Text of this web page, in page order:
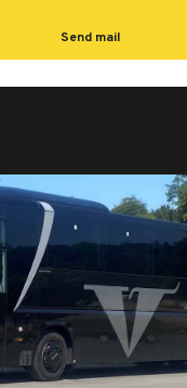
Send mail